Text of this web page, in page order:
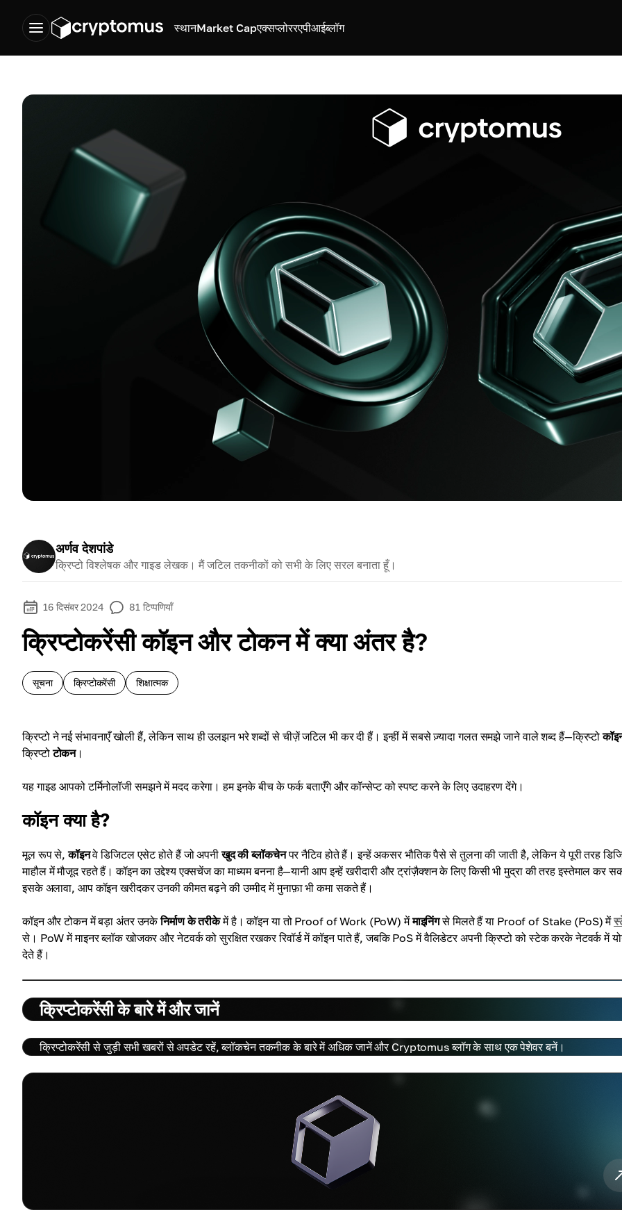
स्थानMarket Capएक्सप्लोररएपीआईब्लॉग
अर्णव देशपांडे
क्रिप्टो विश्लेषक और गाइड लेखक। मैं जटिल तकनीकों को सभी के लिए सरल बनाता हूँ।
16 दिसंबर 2024 81 टिप्पणियाँ
क्रिप्टोकरेंसी कॉइन और टोकन में क्या अंतर है?
सूचना क्रिप्टोकरेंसी शिक्षात्मक
क्रिप्टो ने नई संभावनाएँ खोली हैं, लेकिन साथ ही उलझन भरे शब्दों से चीज़ें जटिल भी कर दी हैं। इन्हीं में सबसे ज़्यादा गलत समझे जाने वाले शब्द हैं—क्रिप्टो
क्रिप्टोटोकन।
यह गाइड आपको टर्मिनोलॉजी समझने में मदद करेगा। हम इनके बीच के फर्क बताएँगे और कॉन्सेप्ट को स्पष्ट करने के लिए उदाहरण देंगे।
कॉइन क्या है?
मूल रूप से,कॉइनवे डिजिटल एसेट होते हैं जो अपनीखुद की ब्लॉकचेनपर नैटिव होते हैं। इन्हें अकसर भौतिक पैसे से तुलना की जाती है, लेकिन ये पूरी तरह
माहौल में मौजूद रहते हैं। कॉइन का उद्देश्य एक्सचेंज का माध्यम बनना है—यानी आप इन्हें खरीदारी और ट्रांज़ैक्शन के लिए किसी भी मुद्रा की तरह इस्तेमाल कर
इसके अलावा, आप कॉइन खरीदकर उनकी कीमत बढ़ने की उम्मीद में मुनाफ़ा भी कमा सकते हैं।
कॉइन और टोकन में बड़ा अंतर उनकेनिर्माण के तरीकेमें है। कॉइन या तो Proof of Work (PoW) मेंमाइनिंगसे मिलते हैं या Proof of Stake (PoS) में
से। PoW में माइनर ब्लॉक खोजकर और नेटवर्क को सुरक्षित रखकर रिवॉर्ड में कॉइन पाते हैं, जबकि PoS में वैलिडेटर अपनी क्रिप्टो को स्टेक करके नेटवर्क में
देते हैं।
क्रिप्टोकरेंसी के बारे में और जानें
क्रिप्टोकरेंसी से जुड़ी सभी खबरों से अपडेट रहें, ब्लॉकचेन तकनीक के बारे में अधिक जानें और Cryptomus ब्लॉग के साथ एक पेशेवर बनें।